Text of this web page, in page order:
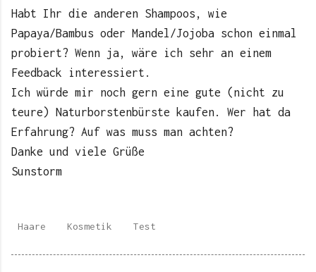
Habt Ihr die anderen Shampoos, wie
Papaya/Bambus oder Mandel/Jojoba schon einmal
probiert? Wenn ja, wäre ich sehr an einem
Feedback interessiert.
Ich würde mir noch gern eine gute (nicht zu
teure) Naturborstenbürste kaufen. Wer hat da
Erfahrung? Auf was muss man achten?
Danke und viele Grüße
Sunstorm
Haare Kosmetik Test